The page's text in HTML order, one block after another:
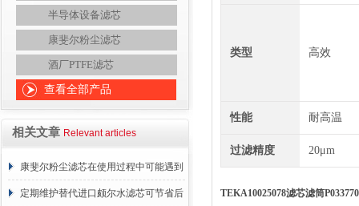
半导体设备滤芯
康斐尔粉尘滤芯
酒厂PTFE滤芯
查看全部产品
相关文章 Relevant articles
康斐尔粉尘滤芯在使用过程中可能遇到
的故障相应解决方法分享
定期维护替代进口颇尔水滤芯可节省后
类型 高效
性能 耐高温
过滤精度 20μm
TEKA10025078滤芯滤筒